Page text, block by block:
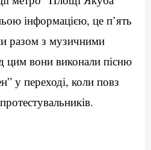
інформацією, це п’ять
разом з музичними
цим вони виконали пісню
у переході, коли повз